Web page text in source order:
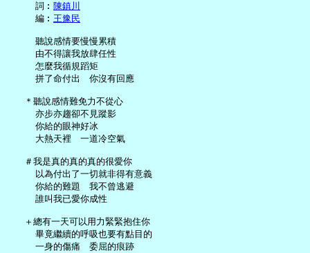
     詞︰
陳鎮川
     編︰
王豫民
     聽說感情要慢慢累積
     由不得讓我放肆任性
     怎麼我循規蹈矩
     拼了命付出　你沒有回應
   ＊聽說感情難免力不從心
     亦步亦趨卻不見蹤影
     你給的眼神好冰
     大熱天裡　一道冷空氣
   ＃我是真的真的真的很愛你
     以為付出了一切就非得有意義
     你給的難題　我不曾逃避
     誰叫我已愛你成性
   ＋總有一天可以用力緊緊抱住你
     畢竟繼續的呼吸也要有點目的
     一身的傷痛　委屈的痕跡